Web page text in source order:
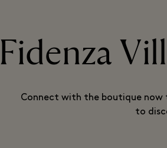
Fidenza
Connect with the boutique now
to